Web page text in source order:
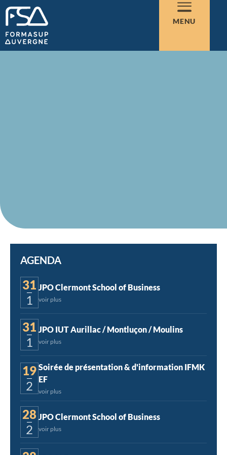
MENU
ACTUALITÉS ET AGENDA
AGENDA
31
1
JPO Clermont School of Business
voir plus
9h - 16h
31
1
JPO IUT Aurillac / Montluçon / Moulins
voir plus
9h - 16h
19
2
Soirée de présentation & d'information IFMK
EF
voir plus
18h30 - 20h30 (Visio)
28
2
JPO Clermont School of Business
voir plus
9h - 16h